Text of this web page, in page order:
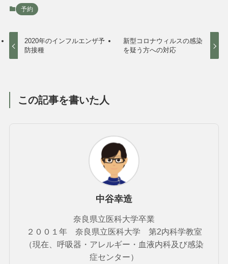
予約
2020年のインフルエンザ予
防接種
新型コロナウィルスの感染
を疑う方への対応
この記事を書いた人
中谷幸造
奈良県立医科大学卒業
２００１年 奈良県立医科大学 第2内科学教室
（現在、呼吸器・アレルギー・血液内科及び感染
症センター）